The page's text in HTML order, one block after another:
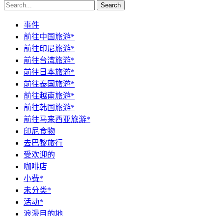
Search
事件
前往中国旅游*
前往印尼旅游*
前往台湾旅游*
前往日本旅游*
前往泰国旅游*
前往越南旅游*
前往韩国旅游*
前往马来西亚旅游*
印尼食物
去巴黎旅行
受欢迎的
咖啡店
小费*
未分类*
活动*
浪漫目的地